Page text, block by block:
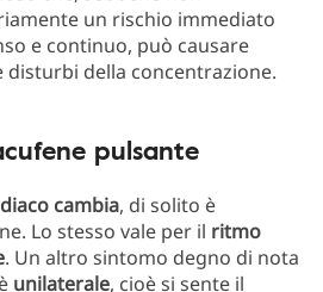
un rischio immediato
e continuo, può causare
della concentrazione.
pulsante
cambia, di solito è
Lo stesso vale per il ritmo
. Un altro sintomo degno di nota
unilaterale, cioè si sente il